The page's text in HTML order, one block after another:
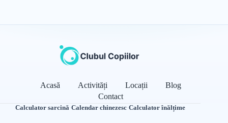
Acasă Activități Locații
Blog
Contact
Calculator sarcină·Calendar chinezesc·Calculator înălțime